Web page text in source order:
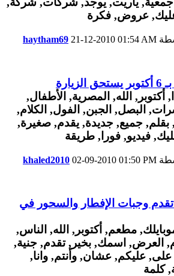
haytham69 21-12-2010 01:54 AM
khaled2010 02-09-2010 01:50 PM
تقدم وجبات الإفطار والسحور في